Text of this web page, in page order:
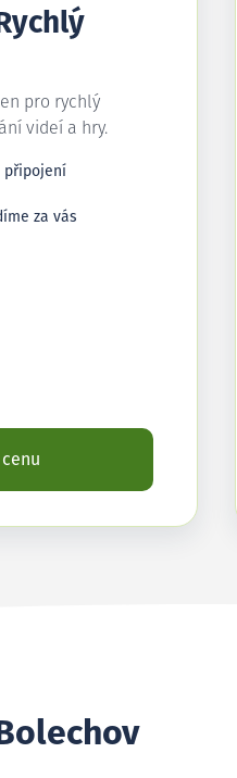
pro rychlý
videí a hry.
připojení
za vás